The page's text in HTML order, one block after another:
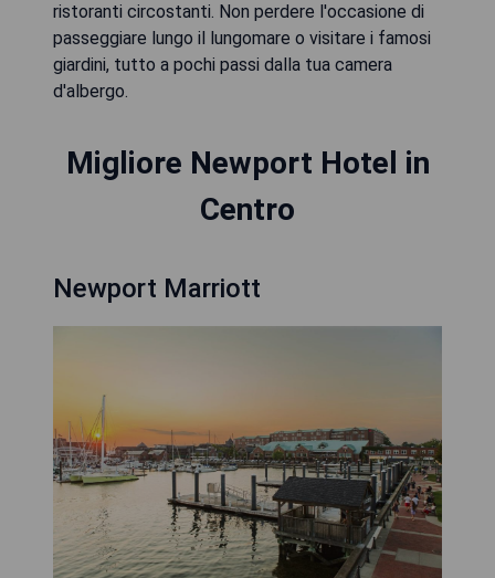
ristoranti circostanti. Non perdere l'occasione di
passeggiare lungo il lungomare o visitare i famosi
giardini, tutto a pochi passi dalla tua camera
d'albergo.
Migliore Newport Hotel in
Centro
Newport Marriott